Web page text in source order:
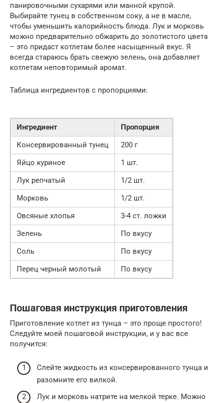
панировочными сухарями или манной крупой.
Выбирайте тунец в собственном соку, а не в масле,
чтобы уменьшить калорийность блюда. Лук и морковь
можно предварительно обжарить до золотистого цвета
– это придаст котлетам более насыщенный вкус. Я
всегда стараюсь брать свежую зелень, она добавляет
котлетам неповторимый аромат.
Таблица ингредиентов с пропорциями:
Ингредиент
Пропорция
Консервированный тунец
200 г
Яйцо куриное
1 шт.
Лук репчатый
1/2 шт.
Морковь
1/2 шт.
Овсяные хлопья
3-4 ст. ложки
Зелень
По вкусу
Соль
По вкусу
Перец черный молотый
По вкусу
Пошаговая инструкция приготовления
Приготовление котлет из тунца – это проще простого!
Следуйте моей пошаговой инструкции, и у вас все
получится:
Слейте жидкость из консервированного тунца и
разомните его вилкой.
Лук и морковь натрите на мелкой терке. Можно